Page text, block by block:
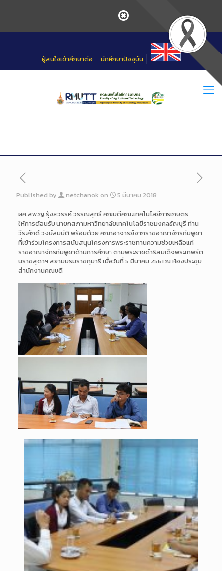
ผู้สนใจเข้าศึกษาต่อ นักศึกษาปัจจุบัน
Published by netchanok on 5 มีนาคม 2018
ผศ.สพ.ญ.รุ้งสวรรค์ วรรณสุทธิ์ คณบดีคณะเทคโนโลยีการเกษตร
ให้การต้อนรับ นายกสภามหาวิทยาลัยเทคโนโลยีราชมงคลธัญบุรี ท่าน
วีระศักดิ์ วงษ์สมบัติพร้อมด้วย คณาอาจารย์จากราชอาณาจักรกัมพูชา
ที่เข้าร่วมโครงการสนับสนุนโครงการพระราชทานความช่วยเหลือแก่
ราชอาณาจักรกัมพูชาด้านการศึกษา ตามพระราชดำริสมเด็จพระเทพรัต
นราชสุดาฯ สยามบรมราชกุมารี เมื่อวันที่ 5 มีนาคม 2561 ณ ห้องประชุม
สำนักงานคณบดี